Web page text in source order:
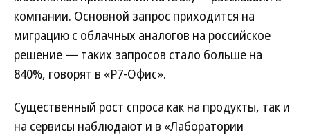
компании. Основной запрос приходится на
миграцию с облачных аналогов на российское
решение — таких запросов стало больше на
840%, говорят в «Р7-Офис».
Существенный рост спроса как на продукты, так и
на сервисы наблюдают и в «Лаборатории